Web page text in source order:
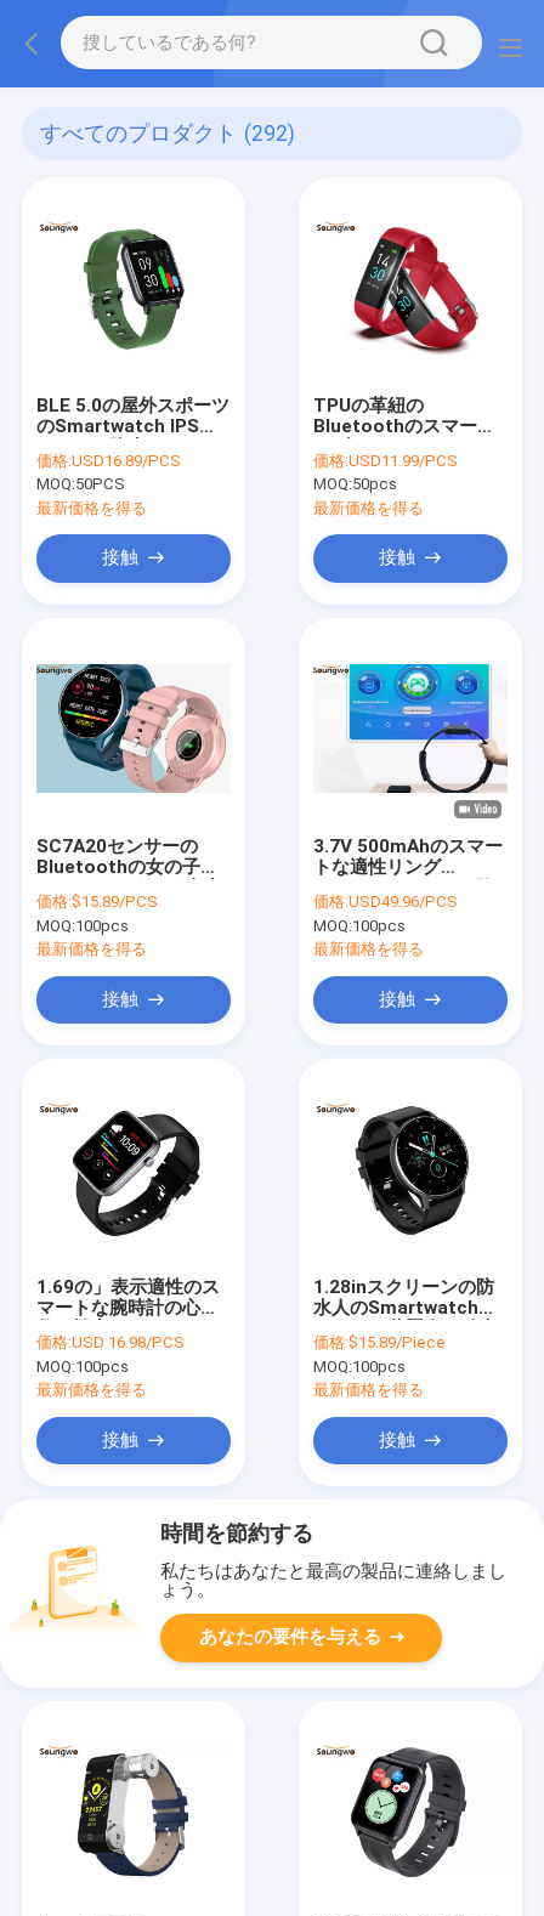
すべてのプロダクト (292)
BLE 5.0の屋外スポーツ
のSmartwatch IPSス
ンテナ
価格:USD16.89/PCS
MOQ:50PCS
最新価格を得る
接触
TPUの革紐の
Bluetoothのスマート
210mmのバンド
価格:USD11.99/PCS
MOQ:50pcs
最新価格を得る
接触
SC7A20センサーの
Bluetoothの女の子の
計の血圧IPSスクリーン
200mAH
価格:$15.89/PCS
MOQ:100pcs
最新価格を得る
接触
3.7V 500mAhのスマー
トな適性リング
のゲームに合った
価格:USD49.96/PCS
MOQ:100pcs
最新価格を得る
接触
1.69の」表示適性のス
マートな腕時計の心拍
アンテナ
価格:USD 16.98/PCS
MOQ:100pcs
最新価格を得る
接触
1.28inスクリーンの防
水人のSmartwatch
10m
価格:$15.89/Piece
MOQ:100pcs
最新価格を得る
接触
時間を節約する
私たちはあなたと最高の製品に連絡しまし
ょう。
あなたの要件を与える